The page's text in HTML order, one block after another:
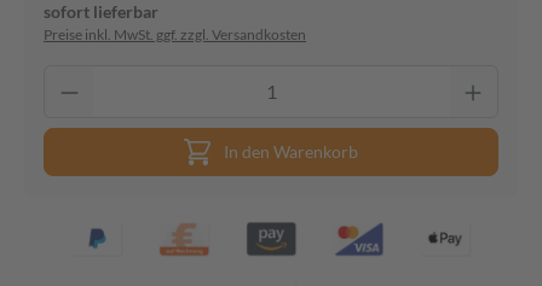
sofort lieferbar
Preise inkl. MwSt. ggf. zzgl. Versandkosten
In den Warenkorb